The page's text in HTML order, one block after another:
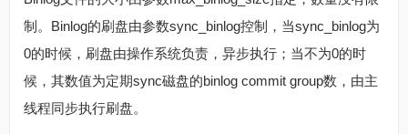
制。Binlog的刷盘由参数sync_binlog控制，当sync_binlog为
0的时候，刷盘由操作系统负责，异步执行；当不为0的时
候，其数值为定期sync磁盘的binlog commit group数，由主
线程同步执行刷盘。